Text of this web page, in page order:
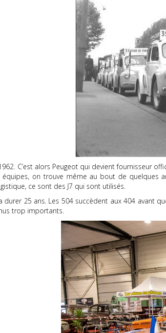
C’est alors Peugeot qui devient fournisseur
équipes, on trouve même au bout de quelques
ce sont des J7 qui sont utilisés.
durer 25 ans. Les 504 succèdent aux 404 avant
trop importants.